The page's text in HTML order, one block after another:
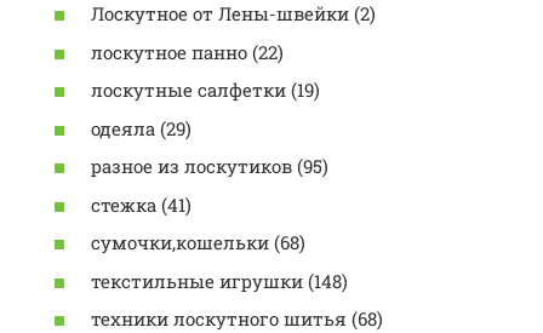
Лоскутное от Лены-швейки (2)
лоскутное панно (22)
лоскутные салфетки (19)
одеяла (29)
разное из лоскутиков (95)
стежка (41)
сумочки,кошельки (68)
текстильные игрушки (148)
техники лоскутного шитья (68)